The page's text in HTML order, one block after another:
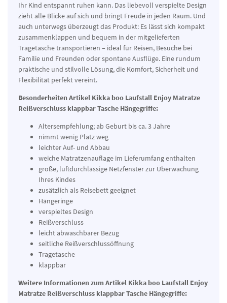
Ihr Kind entspannt ruhen kann. Das liebevoll verspielte Design
zieht alle Blicke auf sich und bringt Freude in jeden Raum. Und
auch unterwegs überzeugt das Produkt: Es lässt sich kompakt
zusammenklappen und bequem in der mitgelieferten
Tragetasche transportieren – ideal für Reisen, Besuche bei
Familie und Freunden oder spontane Ausflüge. Eine rundum
praktische und stilvolle Lösung, die Komfort, Sicherheit und
Flexibilität perfekt vereint.
Besonderheiten Artikel Kikka boo Laufstall Enjoy Matratze
Reißverschluss klappbar Tasche Hängegriffe:
Altersempfehlung; ab Geburt bis ca. 3 Jahre
nimmt wenig Platz weg
leichter Auf- und Abbau
weiche Matratzenauflage im Lieferumfang enthalten
große, luftdurchlässige Netzfenster zur Überwachung
Ihres Kindes
zusätzlich als Reisebett geeignet
Hängeringe
verspieltes Design
Reißverschluss
leicht abwaschbarer Bezug
seitliche Reißverschlussöffnung
Tragetasche
klappbar
Weitere Informationen zum Artikel Kikka boo Laufstall Enjoy
Matratze Reißverschluss klappbar Tasche Hängegriffe: